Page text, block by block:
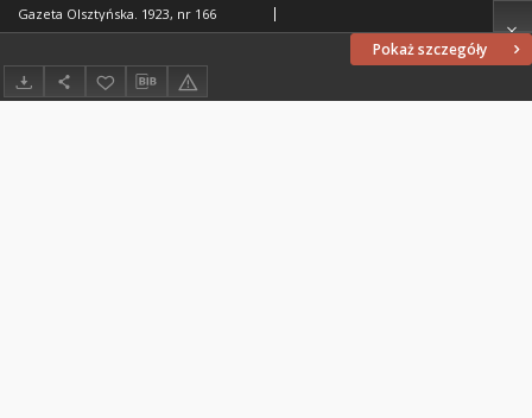
Pokaż szczegóły
Gazeta Olsztyńska. 1923, nr 166